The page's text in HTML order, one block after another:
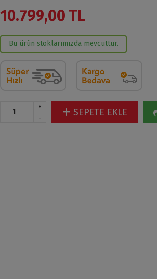
10.799,00 TL
Bu ürün stoklarımızda mevcuttur.
+
-
SEPETE EKLE